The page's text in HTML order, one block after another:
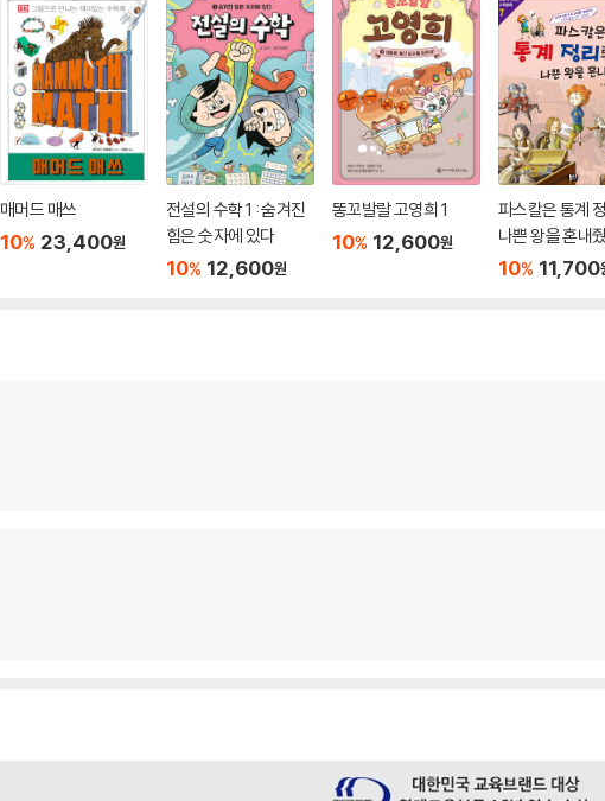
매머드 매쓰
10% 23,400원
전설의 수학 1 : 숨겨진
힘은 숫자에 있다
10% 12,600원
똥꼬발랄 고영희 1
10% 12,600원
파스칼은 통계
나쁜 왕을 혼내
10% 11,700